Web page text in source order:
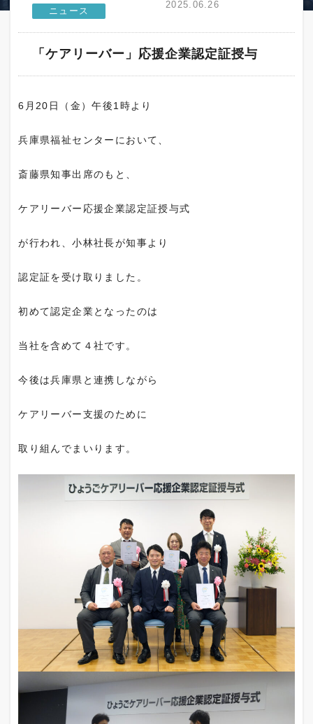
2025.06.26
「ケアリーバー」応援企業認定証授与
6月20日（金）午後1時より
兵庫県福祉センターにおいて、
斎藤県知事出席のもと、
ケアリーバー応援企業認定証授与式
が行われ、小林社長が知事より
認定証を受け取りました。
初めて認定企業となったのは
当社を含めて４社です。
今後は兵庫県と連携しながら
ケアリーバー支援のために
取り組んでまいります。